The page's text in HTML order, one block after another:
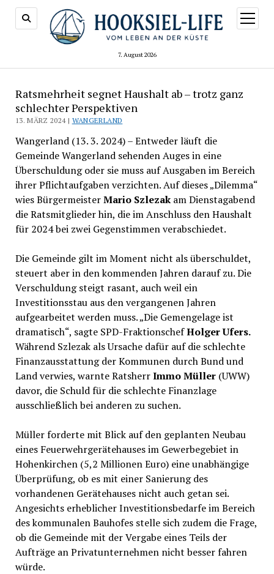
7. August 2026
Menü
öffnen
Ratsmehrheit segnet Haushalt ab – trotz ganz
schlechter Perspektiven
13. MÄRZ 2024 | WANGERLAND
Wangerland (13. 3. 2024) – Entweder läuft die
Gemeinde Wangerland sehenden Auges in eine
Überschuldung oder sie muss auf Ausgaben im Bereich
ihrer Pflichtaufgaben verzichten. Auf dieses „Dilemma“
wies BürgermeisterMario Szlezakam Dienstagabend
die Ratsmitglieder hin, die im Anschluss den Haushalt
für 2024 bei zwei Gegenstimmen verabschiedet.
Die Gemeinde gilt im Moment nicht als überschuldet,
steuert aber in den kommenden Jahren darauf zu. Die
Verschuldung steigt rasant, auch weil ein
Investitionsstau aus den vergangenen Jahren
aufgearbeitet werden muss. „Die Gemengelage ist
dramatisch“, sagte SPD-FraktionschefHolger Ufers.
Während Szlezak als Ursache dafür auf die schlechte
Finanzausstattung der Kommunen durch Bund und
Land verwies, warnte RatsherrImmo Müller(UWW)
davor, die Schuld für die schlechte Finanzlage
ausschließlich bei anderen zu suchen.
Müller forderte mit Blick auf den geplanten Neubau
eines Feuerwehrgerätehauses im Gewerbegebiet in
Hohenkirchen (5,2 Millionen Euro) eine unabhängige
Überprüfung, ob es mit einer Sanierung des
vorhandenen Gerätehauses nicht auch getan sei.
Angesichts erheblicher Investitionsbedarfe im Bereich
des kommunalen Bauhofes stelle sich zudem die Frage,
ob die Gemeinde mit der Vergabe eines Teils der
Aufträge an Privatunternehmen nicht besser fahren
würde.